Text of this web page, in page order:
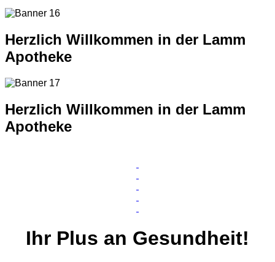
Herzlich Willkommen in der Lamm
Apotheke
Herzlich Willkommen in der Lamm
Apotheke
Ihr Plus an Gesundheit!